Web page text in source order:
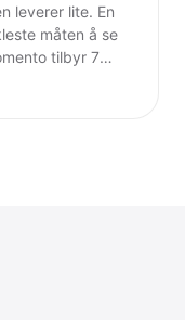
leverer lite. En
måten å se
tilbyr 7